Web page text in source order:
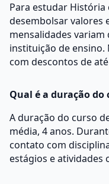
Para estudar História
desembolsar valores
mensalidades variam
instituição de ensino.
com descontos de até
Qual é a duração
A duração do curso
média, 4 anos.
contato com
estágios e atividades